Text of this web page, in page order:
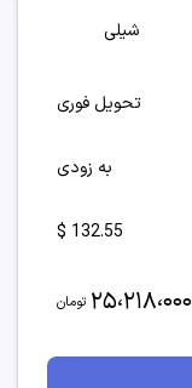
شیلی
تحویل فوری
به زودی
132.55 $
25،218،000 تومان